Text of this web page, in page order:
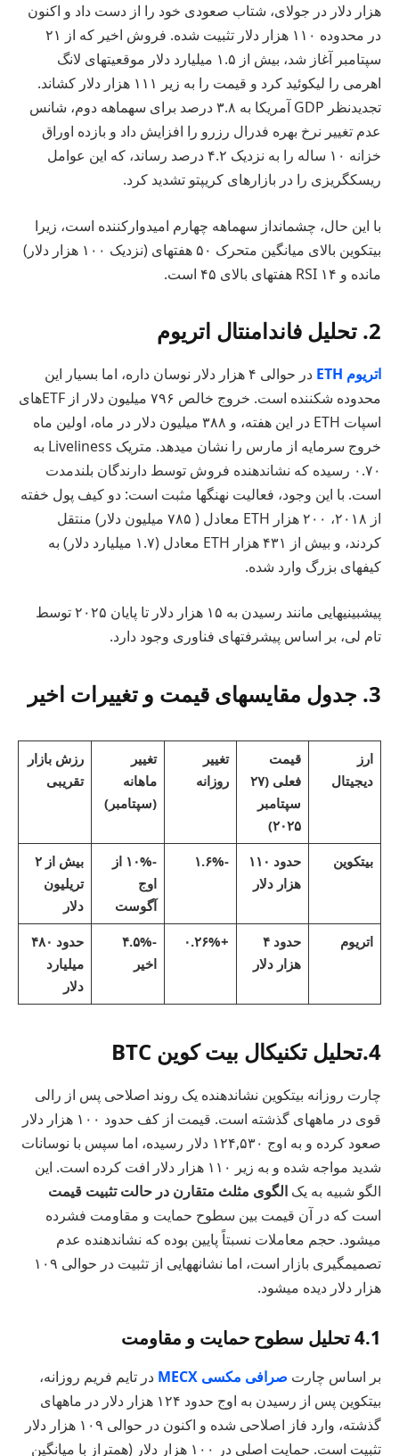
هزار دلار در جولای، شتاب صعودی خود را از دست داد و اکنون
در محدوده ۱۱۰ هزار دلار تثبیت شده. فروش اخیر که از ۲۱
سپتامبر آغاز شد، بیش از ۱.۵ میلیارد دلار موقعیتهای لانگ
اهرمی را لیکوئید کرد و قیمت را به زیر ۱۱۱ هزار دلار کشاند.
تجدیدنظر GDP آمریکا به ۳.۸ درصد برای سهماهه دوم، شانس
عدم تغییر نرخ بهره فدرال رزرو را افزایش داد و بازده اوراق
خزانه ۱۰ ساله را به نزدیک ۴.۲ درصد رساند، که این عوامل
ریسکگریزی را در بازارهای کریپتو تشدید کرد.
با این حال، چشمانداز سهماهه چهارم امیدوارکننده است، زیرا
بیتکوین بالای میانگین متحرک ۵۰ هفتهای (نزدیک ۱۰۰ هزار دلار)
مانده و RSI ۱۴ هفتهای بالای ۴۵ است.
2. تحلیل فاندامنتال اتریوم
اتریوم ETH
در حوالی ۴ هزار دلار نوسان داره، اما بسیار این
محدوده شکننده است. خروج خالص ۷۹۶ میلیون دلار از ETFهای
اسپات ETH در این هفته، و ۳۸۸ میلیون دلار در ماه، اولین ماه
خروج سرمایه از مارس را نشان میدهد. متریک Liveliness به
۰.۷۰ رسیده که نشاندهنده فروش توسط دارندگان بلندمدت
است. با این وجود، فعالیت نهنگها مثبت است: دو کیف پول خفته
از ۲۰۱۸، ۲۰۰ هزار ETH معادل ( ۷۸۵ میلیون دلار) منتقل
کردند، و بیش از ۴۳۱ هزار ETH معادل (۱.۷ میلیارد دلار) به
کیفهای بزرگ وارد شده.
پیشبینیهایی مانند رسیدن به ۱۵ هزار دلار تا پایان ۲۰۲۵ توسط
تام لی، بر اساس پیشرفتهای فناوری وجود دارد.
3. جدول مقایسهای قیمت و تغییرات اخیر
ارز
دیجیتال
قیمت
فعلی (۲۷
سپتامبر
۲۰۲۵)
تغییر
روزانه
تغییر
ماهانه
(سپتامبر)
رزش بازار
تقریبی
بیتکوین
حدود ۱۱۰
هزار دلار
-۱.۶%
-۱۰% از
اوج
آگوست
بیش از ۲
تریلیون
دلار
اتریوم
حدود ۴
هزار دلار
+۰.۲۶%
-۴.۵%
اخیر
حدود ۴۸۰
میلیارد
دلار
4.تحلیل تکنیکال بیت کوین BTC
چارت روزانه بیتکوین نشاندهنده یک روند اصلاحی پس از رالی
قوی در ماههای گذشته است. قیمت از کف حدود ۱۰۰ هزار دلار
صعود کرده و به اوج ۱۲۴,۵۳۰ دلار رسیده، اما سپس با نوسانات
شدید مواجه شده و به زیر ۱۱۰ هزار دلار افت کرده است. این
الگو شبیه به یک الگوی مثلث متقارن در حالت تثبیت قیمت
است که در آن قیمت بین سطوح حمایت و مقاومت فشرده
میشود. حجم معاملات نسبتاً پایین بوده که نشاندهنده عدم
تصمیمگیری بازار است، اما نشانههایی از تثبیت در حوالی ۱۰۹
هزار دلار دیده میشود.
4.1 تحلیل سطوح حمایت و مقاومت
بر اساس چارت صرافی مکسی MECX
در تایم فریم روزانه،
بیتکوین پس از رسیدن به اوج حدود ۱۲۴ هزار دلار در ماههای
گذشته، وارد فاز اصلاحی شده و اکنون در حوالی ۱۰۹ هزار دلار
تثبیت است. حمایت اصلی در ۱۰۰ هزار دلار (همتراز با میانگین